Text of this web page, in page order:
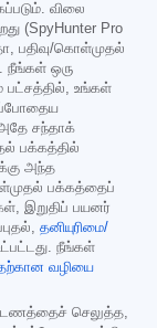
விலை
(SpyHunter Pro
பதிவு/கொள்முதல்
. நீங்கள் ஒரு
பட்சத்தில், உங்கள்
சந்தாக்
பக்கத்தில்
அந்த
பக்கத்தைப்
இறுதிப் பயனர்
தனியுரிமை/
நீங்கள்
வழியை
செலுத்த,